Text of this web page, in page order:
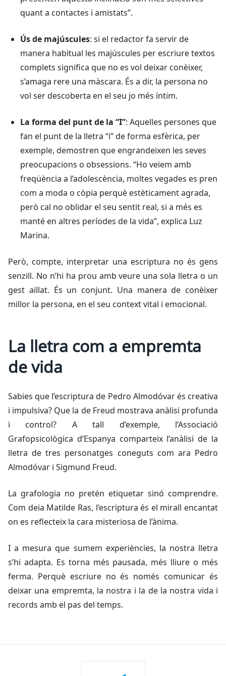
quant a contactes i amistats”.
Ús de majúscules: si el redactor fa servir de
manera habitual les majúscules per escriure textos
complets significa que no es vol deixar conèixer,
s’amaga rere una màscara. És a dir, la persona no
vol ser descoberta en el seu jo més íntim.
La forma del punt de la “I”: Aquelles persones que
fan el punt de la lletra “i” de forma esfèrica, per
exemple, demostren que engrandeixen les seves
preocupacions o obsessions. “Ho veiem amb
freqüència a l’adolescència, moltes vegades es pren
com a moda o còpia perquè estèticament agrada,
però cal no oblidar el seu sentit real, si a més es
manté en altres períodes de la vida”, explica Luz
Marina.
Però, compte, interpretar una escriptura no és gens
senzill. No n’hi ha prou amb veure una sola lletra o un
gest aïllat. És un conjunt. Una manera de conèixer
millor la persona, en el seu context vital i emocional.
La lletra com a empremta
de vida
Sabies que l’escriptura de Pedro Almodóvar és creativa
i impulsiva? Que la de Freud mostrava anàlisi profunda
i control? A tall d’exemple, l’Associació
Grafopsicològica d’Espanya comparteix l’anàlisi de la
lletra de tres personatges coneguts com ara Pedro
Almodóvar i Sigmund Freud.
La grafologia no pretén etiquetar sinó comprendre.
Com deia Matilde Ras, l’escriptura és el mirall encantat
on es reflecteix la cara misteriosa de l’ànima.
I a mesura que sumem experiències, la nostra lletra
s’hi adapta. Es torna més pausada, més lliure o més
ferma. Perquè escriure no és només comunicar és
deixar una empremta, la nostra i la de la nostra vida i
records amb el pas del temps.